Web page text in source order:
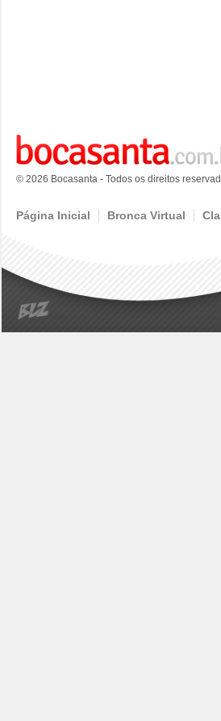
© 2026 Bocasanta - Todos os direitos
Página Inicial Bronca Virtual